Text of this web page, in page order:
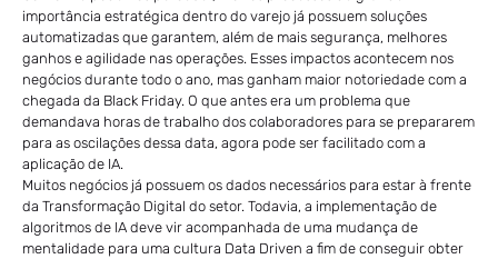
importância estratégica dentro do varejo já possuem soluções
automatizadas que garantem, além de mais segurança, melhores
ganhos e agilidade nas operações. Esses impactos acontecem nos
negócios durante todo o ano, mas ganham maior notoriedade com a
chegada da Black Friday. O que antes era um problema que
demandava horas de trabalho dos colaboradores para se prepararem
para as oscilações dessa data, agora pode ser facilitado com a
aplicação de IA.
Muitos negócios já possuem os dados necessários para estar à frente
da Transformação Digital do setor. Todavia, a implementação de
algoritmos de IA deve vir acompanhada de uma mudança de
mentalidade para uma cultura Data Driven a fim de conseguir obter